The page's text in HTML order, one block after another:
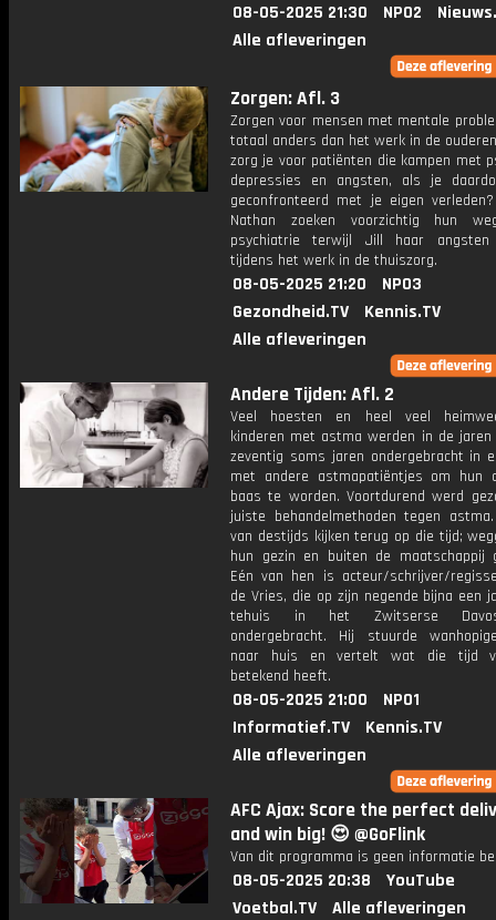
08-05-2025 21:30 NPO2
Alle afleveringen
Zorgen: Afl. 3
Zorgen voor mensen met mentale
totaal anders dan het werk in de
zorg je voor patiënten die kampen met
depressies en angsten, als je
geconfronteerd met je eigen
Nathan zoeken voorzichtig hun
psychiatrie terwijl Jill haar angsten
tijdens het werk in de thuiszorg.
08-05-2025 21:20
NPO3
Gezondheid.TV
Kennis.TV
Alle afleveringen
Andere Tijden: Afl. 2
Veel hoesten en heel veel
kinderen met astma werden in de
zeventig soms jaren ondergebracht in
met andere astmapatiëntjes om hun
baas te worden. Voortdurend werd
juiste behandelmethoden tegen
van destijds kijken terug op die tijd;
hun gezin en buiten de maatschappij
Eén van hen is acteur/schrijver/
de Vries, die op zijn negende bijna een
tehuis in het Zwitserse
ondergebracht. Hij stuurde
naar huis en vertelt wat die tijd
betekend heeft.
08-05-2025 21:00
NPO1
Informatief.TV
Kennis.TV
Alle afleveringen
AFC Ajax: Score the perfect
and win big! ​⁠​⁠😍 @GoFlink
Van dit programma is geen informatie
08-05-2025 20:38
YouTube
Voetbal.TV
Alle afleveringen